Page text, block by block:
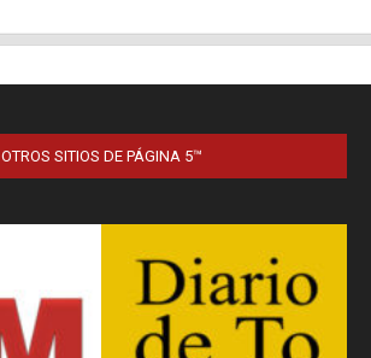
OTROS SITIOS DE PÁGINA 5™